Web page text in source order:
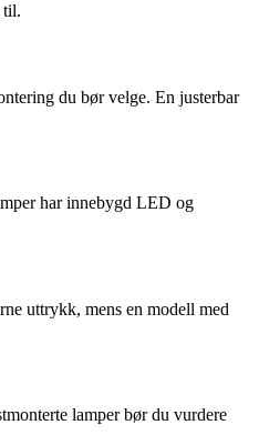
til.
du bør velge. En justerbar
har innebygd LED og
uttrykk, mens en modell med
lamper bør du vurdere